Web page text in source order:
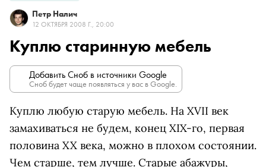
Петр Налич
12 ОКТЯБРЯ 2008 Г., 20:00
Куплю старинную мебель
Добавить Сноб в источники Google
Сноб будет чаще появляться у вас в Google.
Куплю любую старую мебель. На XVII век
замахиваться не будем, конец XIX-го, первая
половина XX века, можно в плохом состоянии.
Чем старше, тем лучше. Старые абажуры,